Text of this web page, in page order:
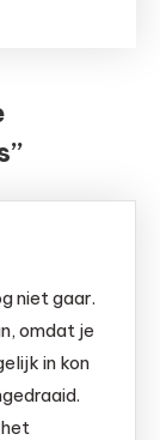
”
niet gaar.
omdat je
in kon